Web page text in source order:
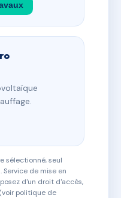
sélectionné, seul
de mise en
d'un droit d'accès,
politique de